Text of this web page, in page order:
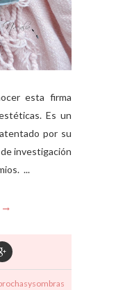
esta firma
Es un
por su
investigación
...